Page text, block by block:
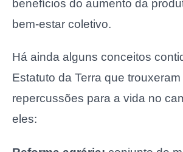
benefícios do aumento da
bem-estar coletivo.
Há ainda alguns conceitos
Estatuto da Terra que
repercussões para a vida no
eles: